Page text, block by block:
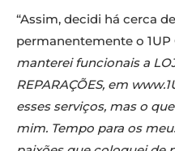
“Assim, decidi há cerca
permanentemente o 1UP
manterei funcionais a
REPARAÇÕES, em
esses serviços, mas o
mim. Tempo para os